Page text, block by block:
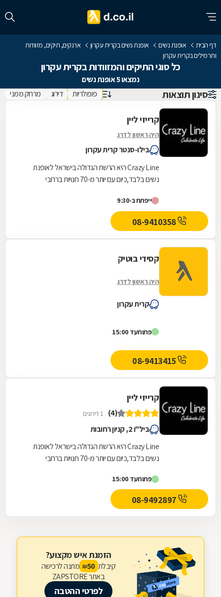
דף הבית אופנת נשים אופנת נשים בקרית עקרון
ארנקים, תיקים, מזוודות
ותרמילים בקרית עקרון
כל סוגי התיקים והמזוודות בקרית עקרון
נמצאו 5 אופנת נשים
סינון תוצאות פופולריות דירוג מרחק ממני
קרייזי ליין
היה ראשון לדרג
בילו-סנטר קרית עקרון
Crazy Line היא הרשת הגדולה בישראל לאופנת
נשים בלבד,כיום עם יותר מ-70 חנויות ברחבי
הנאמן שלה בגדים...
ייפתח ב-9:30
08-9410358
קסידי בוטיק
היה ראשון לדרג
קרית עקרון
פתוחעד 15:00
קרייזי ליין
(4) 1 דירוגים
ביל"ו 2, קניון רחובות
Crazy Line היא הרשת הגדולה בישראל לאופנת
נשים בלבד,כיום עם יותר מ-70 חנויות ברחבי
הנאמן שלה בגדים...
פתוחעד 15:00
08-9492897
הזמנת איש מקצוע?
קיבלת 50
₪ מתנה לרכישה
באתר ZAPSTORE
לפרטי ההטבה